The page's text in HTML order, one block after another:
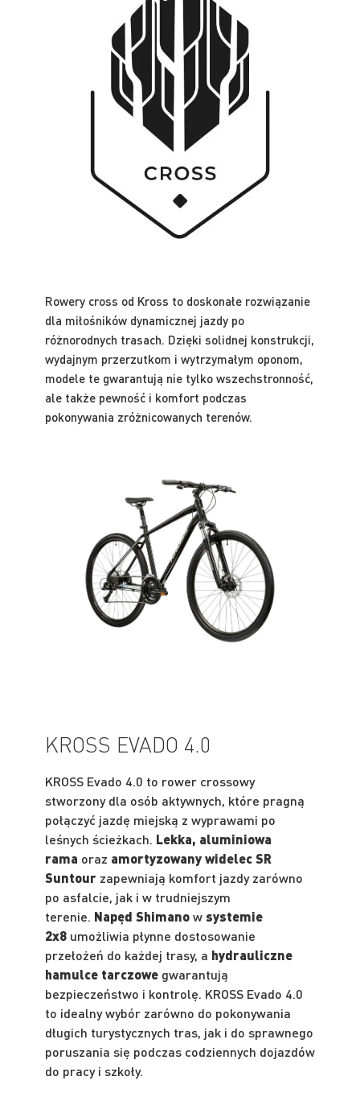
Rowery cross od Kross to doskonałe rozwiązanie
dla miłośników dynamicznej jazdy po
różnorodnych trasach. Dzięki solidnej konstrukcji,
wydajnym przerzutkom i wytrzymałym oponom,
modele te gwarantują nie tylko wszechstronność,
ale także pewność i komfort podczas
pokonywania zróżnicowanych terenów.
KROSS EVADO 4.0
KROSS Evado 4.0 to rower crossowy
stworzony dla osób aktywnych, które pragną
połączyć jazdę miejską z wyprawami po
leśnych ścieżkach. Lekka, aluminiowa
rama oraz amortyzowany widelec SR
Suntour zapewniają komfort jazdy zarówno
po asfalcie, jak i w trudniejszym
terenie. Napęd Shimanowsystemie
2x8 umożliwia płynne dostosowanie
przełożeń do każdej trasy, a hydrauliczne
hamulce tarczowe gwarantują
bezpieczeństwo i kontrolę. KROSS Evado 4.0
to idealny wybór zarówno do pokonywania
długich turystycznych tras, jak i do sprawnego
poruszania się podczas codziennych dojazdów
do pracy i szkoły.